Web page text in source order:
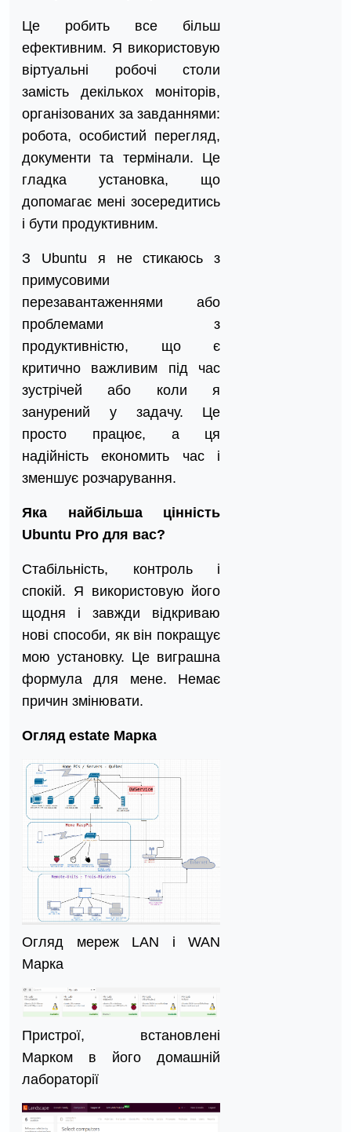
Це робить все більш
ефективним. Я використовую
віртуальні робочі столи
замість декількох моніторів,
організованих за завданнями:
робота, особистий перегляд,
документи та термінали. Це
гладка установка, що
допомагає мені зосередитись
і бути продуктивним.
З Ubuntu я не стикаюсь з
примусовими
перезавантаженнями або
проблемами з
продуктивністю, що є
критично важливим під час
зустрічей або коли я
занурений у задачу. Це
просто працює, а ця
надійність економить час і
зменшує розчарування.
Яка найбільша цінність
Ubuntu Pro для вас?
Стабільність, контроль і
спокій. Я використовую його
щодня і завжди відкриваю
нові способи, як він покращує
мою установку. Це виграшна
формула для мене. Немає
причин змінювати.
Огляд estate Марка
Огляд мереж LAN і WAN
Марка
Пристрої, встановлені
Марком в його домашній
лабораторії